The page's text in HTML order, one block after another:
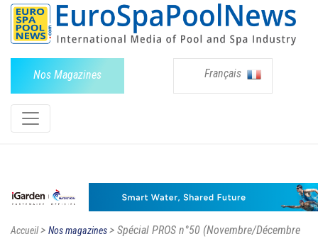
Nos Magazines Français
Accueil> Nos magazines> Spécial PROS n°50 (Novembre/Décembre